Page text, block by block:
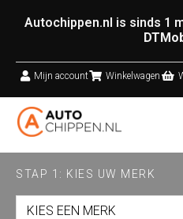
Autochippen.nl is sinds 1
Mijn account Winkelwagen
STAP 1: KIES UW MERK
KIES EEN MERK